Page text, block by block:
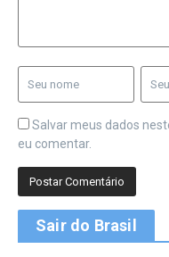
Salvar meus dados
eu comentar.
Sair do Brasil